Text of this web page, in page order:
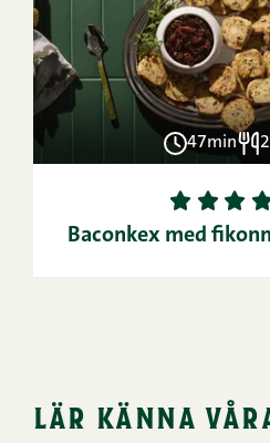
47min
1 2 3 4
Baconkex med
lär känna